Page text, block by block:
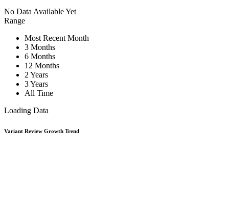
No Data Available Yet
Range
Most Recent Month
3 Months
6 Months
12 Months
2 Years
3 Years
All Time
Loading Data
Variant Review Growth Trend